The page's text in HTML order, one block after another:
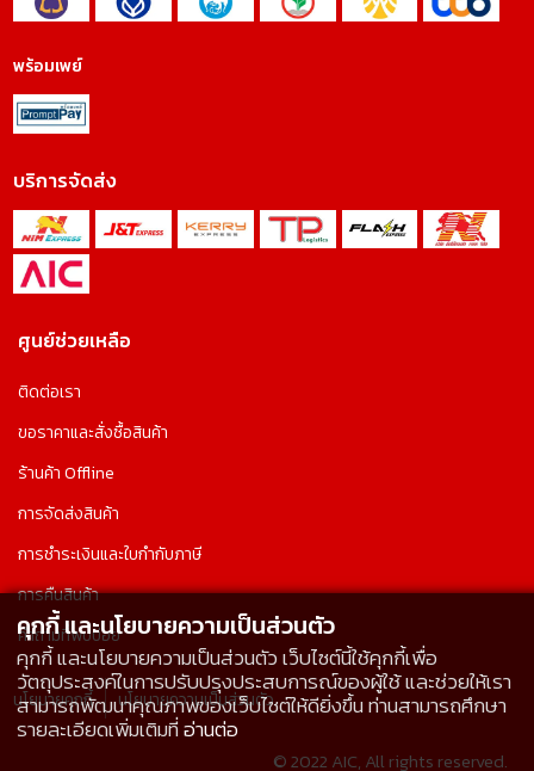
พร้อมเพย์
บริการจัดส่ง
ศูนย์ช่วยเหลือ
ติดต่อเรา
ขอราคาและสั่งซื้อสินค้า
ร้านค้า Offline
การจัดส่งสินค้า
การชำระเงินและใบกำกับภาษี
การคืนสินค้า
คำถามที่พบบ่อย
นโยบายคุกกี้ นโยบายความเป็นส่วนตัว
© 2022 AIC, All rights reserved.
คุกกี้ และนโยบายความเป็นส่วนตัว
คุกกี้ และนโยบายความเป็นส่วนตัว เว็บไซต์นี้ใช้คุกกี้เพื่อ
วัตถุประสงค์ในการปรับปรุงประสบการณ์ของผู้ใช้ และช่วยให้เรา
สามารถพัฒนาคุณภาพของเว็บไซต์ให้ดียิ่งขึ้น ท่านสามารถศึกษา
รายละเอียดเพิ่มเติมที่อ่านต่อ